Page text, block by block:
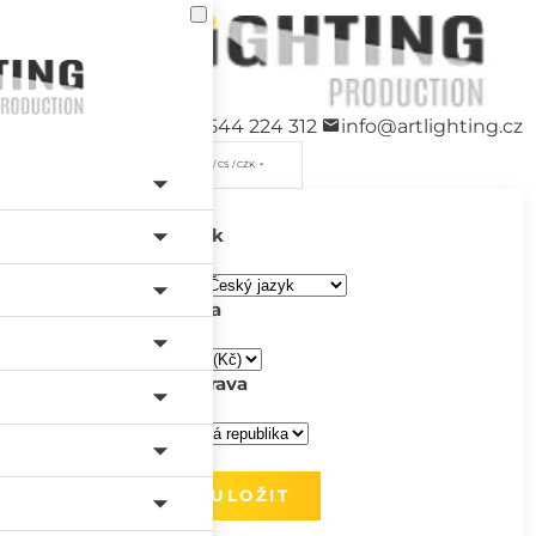
+420 544 224 312 info@artlighting.cz
/ CS / CZK
Jazyk
Měna
Doprava